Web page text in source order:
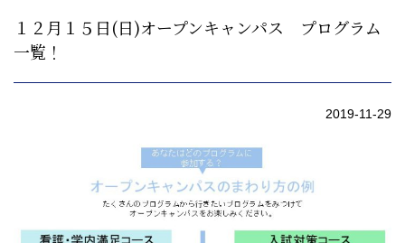
看護学部・編入学
学校生活
１２月１５日(日)オープンキャンパス プログラム
一覧！
2019-11-29